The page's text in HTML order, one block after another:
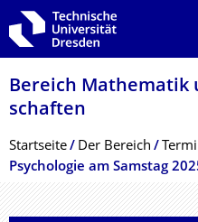
Zur Hauptnavigation springen
Zur Suche springen
Zum Inhalt springen
Bereich
schaften
Breadcrumb-Menü
Startseite Der­ ­­­Bereich
Psychologie am Samstag